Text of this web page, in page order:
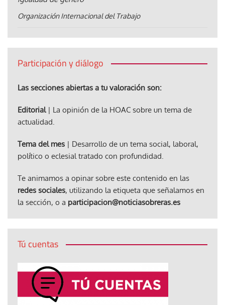
Organización Internacional del Trabajo
Participación y diálogo
Las secciones abiertas a tu valoración son:
Editorial| La opinión de la HOAC sobre un tema de
actualidad.
Tema del mes | Desarrollo de un tema social, laboral,
político o eclesial tratado con profundidad.
Te animamos a opinar sobre este contenido en las
redes sociales, utilizando la etiqueta que señalamos en
la sección, o a participacion@noticiasobreras.es
Tú cuentas